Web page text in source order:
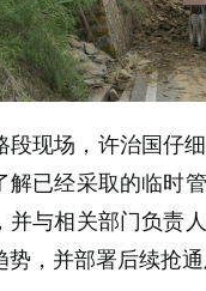
段现场，许治国仔
解已经采取的临时
并与相关部门负责
势，并部署后续抢通